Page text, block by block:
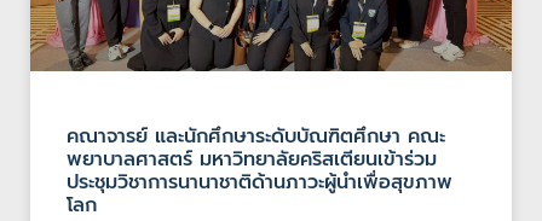
คณาจารย์ และนักศึกษาระดับบัณฑิตศึกษา คณะ
พยาบาลศาสตร์ มหาวิทยาลัยคริสเตียนเข้าร่วม
ประชุมวิชาการนานาชาติด้านภาวะผู้นำเพื่อสุขภาพ
โลก